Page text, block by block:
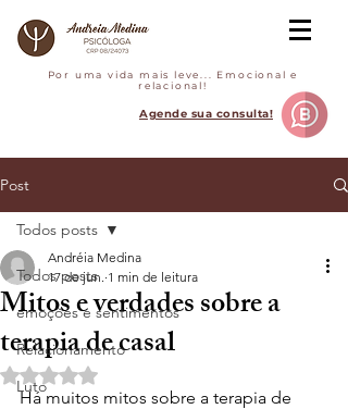
Por uma vida mais leve... Emocional e
relacional!
Agende sua consulta!
Post
Todos posts
emoções e sentimentos
Relacionamento
Luto
Todos posts
Mitos e verdades sobre a
terapia de casal
Andréia Medina
17 de jun. 1 min de leitura
Avaliado com NaN de 5 estrelas.
Há muitos mitos sobre a terapia de